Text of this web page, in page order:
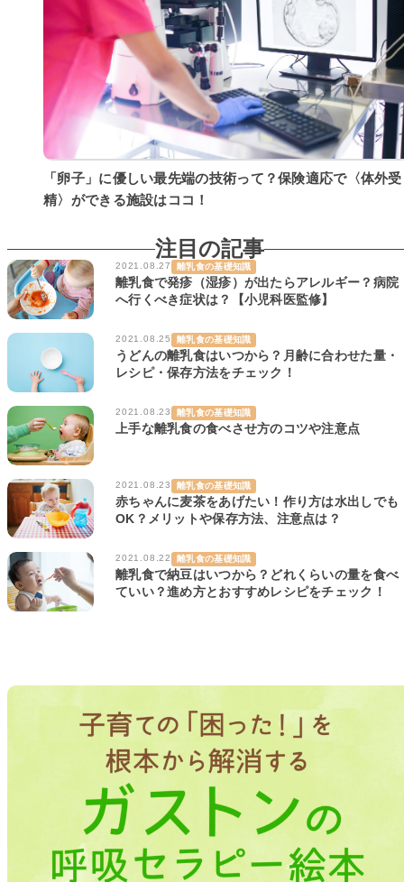
「卵子」に優しい最先端の技術って？保険適応で〈体外受
精〉ができる施設はココ！
注目の記事
2021.08.27 離乳食の基礎知識
離乳食で発疹（湿疹）が出たらアレルギー？病院
へ行くべき症状は？【小児科医監修】
2021.08.25 離乳食の基礎知識
うどんの離乳食はいつから？月齢に合わせた量・
レシピ・保存方法をチェック！
2021.08.23 離乳食の基礎知識
上手な離乳食の食べさせ方のコツや注意点
2021.08.23 離乳食の基礎知識
赤ちゃんに麦茶をあげたい！作り方は水出しでも
OK？メリットや保存方法、注意点は？
2021.08.22 離乳食の基礎知識
離乳食で納豆はいつから？どれくらいの量を食べ
ていい？進め方とおすすめレシピをチェック！